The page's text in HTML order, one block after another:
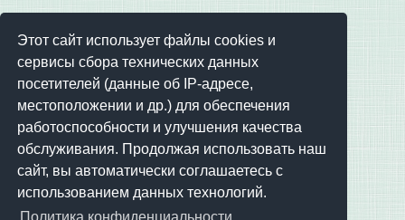
Этот сайт использует файлы cookies и
сервисы сбора технических данных
посетителей (данные об IP-адресе,
местоположении и др.) для обеспечения
работоспособности и улучшения качества
обслуживания. Продолжая использовать наш
сайт, вы автоматически соглашаетесь с
использованием данных технологий.